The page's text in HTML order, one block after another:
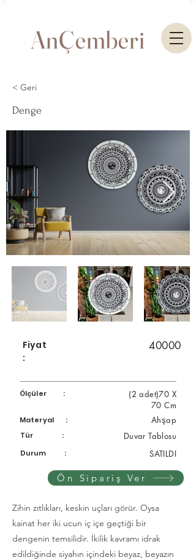
AnÇemberi
< Geri
Denge
Fiyat
:
40000
Ölçüler :
Materyal :
Tür :
Durum :
(2 adet)70 X
70 Cm
Ahşap
Duvar Tablosu
SATILDI
Ön Sipariş Ver
Zihin zıtlıkları, keskin uçları görür. Oysa
kainat her iki ucun iç içe geçtiği bir
dengenin temsilidir. İkilik kavramı idrak
edildiğinde siyahın içindeki beyaz, beyazın